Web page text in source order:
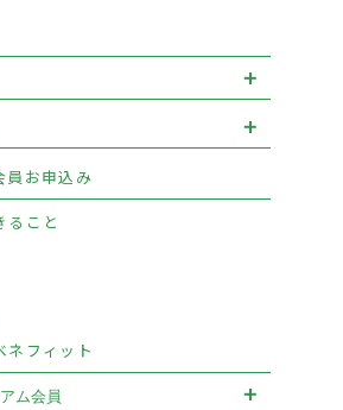
員お申込み
ること
ネフィット
ム会員